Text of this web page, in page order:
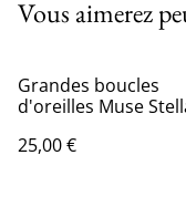
Vous aimerez
Grandes boucles
d'oreilles Muse
25,00 €